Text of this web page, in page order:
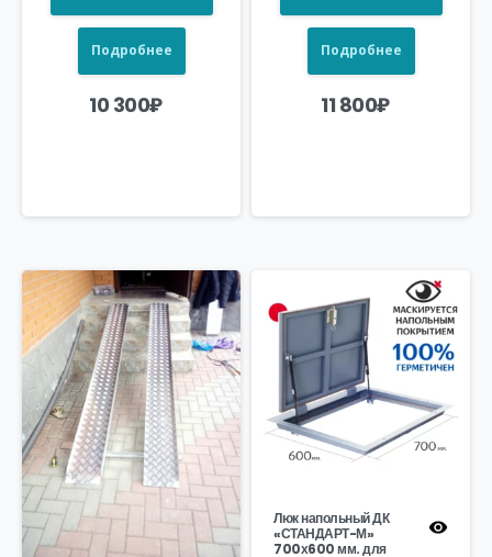
Подробнее
10 300₽
Подробнее
11 800₽
Люк напольный ДК
«СТАНДАРТ-М»
700х600 мм. для